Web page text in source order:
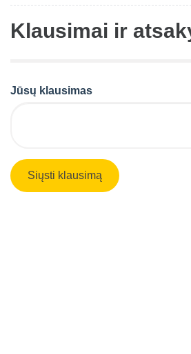
Klausimai ir
Jūsų klausimas